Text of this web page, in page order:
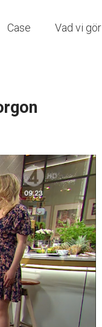
Case Vad vi gör